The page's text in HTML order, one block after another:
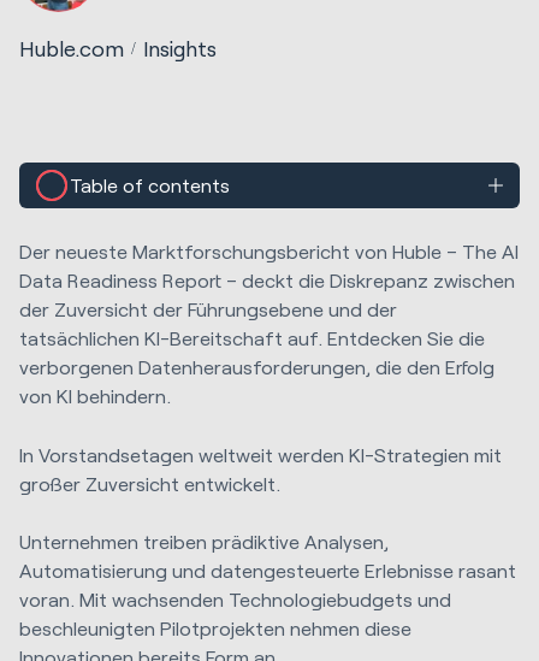
Huble.com Insights
Table of contents
Der neueste Marktforschungsbericht von Huble – The AI
Data Readiness Report – deckt die Diskrepanz zwischen
der Zuversicht der Führungsebene und der
tatsächlichen KI-Bereitschaft auf. Entdecken Sie die
verborgenen Datenherausforderungen, die den Erfolg
von KI behindern.
In Vorstandsetagen weltweit werden KI-Strategien mit
großer Zuversicht entwickelt.
Unternehmen treiben prädiktive Analysen,
Automatisierung und datengesteuerte Erlebnisse rasant
voran. Mit wachsenden Technologiebudgets und
beschleunigten Pilotprojekten nehmen diese